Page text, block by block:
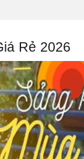
Rẻ 2026